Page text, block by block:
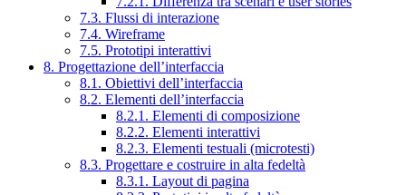
7.3. Flussi di interazione
7.4. Wireframe
7.5. Prototipi interattivi
8. Progettazione dell’interfaccia
8.1. Obiettivi dell’interfaccia
8.2. Elementi dell’interfaccia
8.2.1. Elementi di composizione
8.2.2. Elementi interattivi
8.2.3. Elementi testuali (microtesti)
8.3. Progettare e costruire in alta fedeltà
8.3.1. Layout di pagina